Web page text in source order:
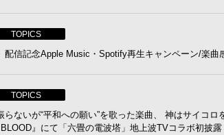
TOPICS
配信記念Apple Music・Spotify再生キャンペーン/楽曲
TOPICS
らないが“平和への願い”を歌った楽曲、 神はサイコ
』にて「六畳の電波塔」地上波TVコラボ初披